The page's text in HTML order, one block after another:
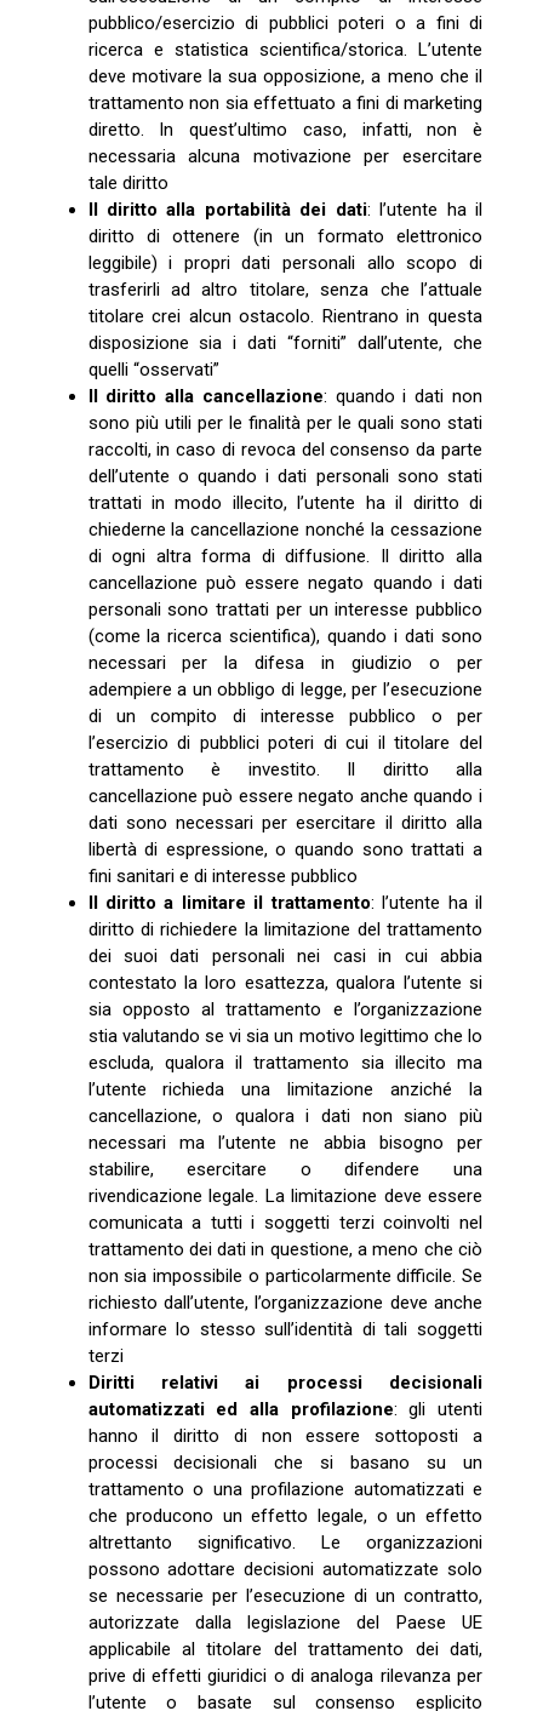
pubblico/esercizio di pubblici poteri o a fini di
ricerca e statistica scientifica/storica. L’utente
deve motivare la sua opposizione, a meno che il
trattamento non sia effettuato a fini di marketing
diretto. In quest’ultimo caso, infatti, non è
necessaria alcuna motivazione per esercitare
tale diritto
Il diritto alla portabilità dei dati: l’utente ha il
diritto di ottenere (in un formato elettronico
leggibile) i propri dati personali allo scopo di
trasferirli ad altro titolare, senza che l’attuale
titolare crei alcun ostacolo. Rientrano in questa
disposizione sia i dati “forniti” dall’utente, che
quelli “osservati”
Il diritto alla cancellazione: quando i dati non
sono più utili per le finalità per le quali sono stati
raccolti, in caso di revoca del consenso da parte
dell’utente o quando i dati personali sono stati
trattati in modo illecito, l’utente ha il diritto di
chiederne la cancellazione nonché la cessazione
di ogni altra forma di diffusione. Il diritto alla
cancellazione può essere negato quando i dati
personali sono trattati per un interesse pubblico
(come la ricerca scientifica), quando i dati sono
necessari per la difesa in giudizio o per
adempiere a un obbligo di legge, per l’esecuzione
di un compito di interesse pubblico o per
l’esercizio di pubblici poteri di cui il titolare del
trattamento è investito. Il diritto alla
cancellazione può essere negato anche quando i
dati sono necessari per esercitare il diritto alla
libertà di espressione, o quando sono trattati a
fini sanitari e di interesse pubblico
Il diritto a limitare il trattamento: l’utente ha il
diritto di richiedere la limitazione del trattamento
dei suoi dati personali nei casi in cui abbia
contestato la loro esattezza, qualora l’utente si
sia opposto al trattamento e l’organizzazione
stia valutando se vi sia un motivo legittimo che lo
escluda, qualora il trattamento sia illecito ma
l’utente richieda una limitazione anziché la
cancellazione, o qualora i dati non siano più
necessari ma l’utente ne abbia bisogno per
stabilire, esercitare o difendere una
rivendicazione legale. La limitazione deve essere
comunicata a tutti i soggetti terzi coinvolti nel
trattamento dei dati in questione, a meno che ciò
non sia impossibile o particolarmente difficile. Se
richiesto dall’utente, l’organizzazione deve anche
informare lo stesso sull’identità di tali soggetti
terzi
Diritti relativi ai processi decisionali
automatizzati ed alla profilazione: gli utenti
hanno il diritto di non essere sottoposti a
processi decisionali che si basano su un
trattamento o una profilazione automatizzati e
che producono un effetto legale, o un effetto
altrettanto significativo. Le organizzazioni
possono adottare decisioni automatizzate solo
se necessarie per l’esecuzione di un contratto,
autorizzate dalla legislazione del Paese UE
applicabile al titolare del trattamento dei dati,
prive di effetti giuridici o di analoga rilevanza per
l’utente o basate sul consenso esplicito